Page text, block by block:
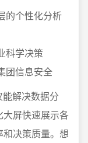
的个性化分析
科学决策
团信息安全
解决数据分
屏快速展示各
决策质量。想